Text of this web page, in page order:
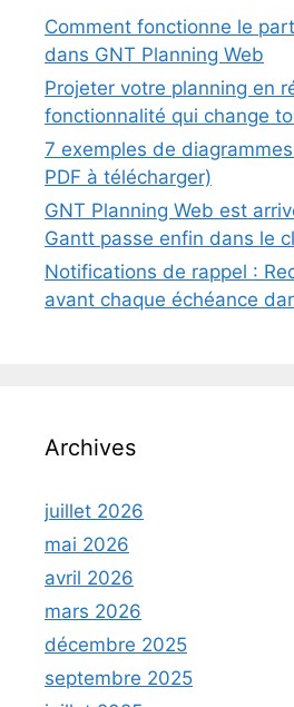
Comment fonctionne le
dans GNT Planning Web
Projeter votre planning en
fonctionnalité qui change
7 exemples de
PDF à télécharger)
GNT Planning Web est
Gantt passe enfin dans le
Notifications de rappel :
avant chaque échéance
Archives
juillet 2026
mai 2026
avril 2026
mars 2026
décembre 2025
septembre 2025